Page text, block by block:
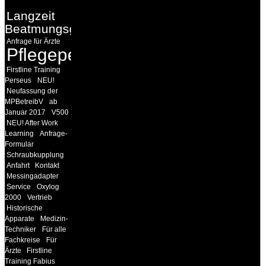
Langzeit
Beatmungsgeräte
Anfrage für Ärzte
Pflegepersonal
Firstline Training
Perseus
NEU!
Neufassung der
MPBetreibV
ab
Januar 2017
V500
NEU! After Work
Learning
Anfrage-
Formular
Schraubkupplung
Anfahrt
Kontakt
Messingadapter
Service
Oxylog
2000
Vertrieb
Historische
Apparate
Medizin-
Techniker
Für alle
Fachkreise
Für
Ärzte
Firstline
Training Fabius